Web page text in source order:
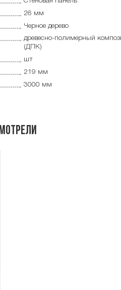
26 мм
Черное дерево
древесно-полимерный
(ДПК)
шт
219 мм
3000 мм